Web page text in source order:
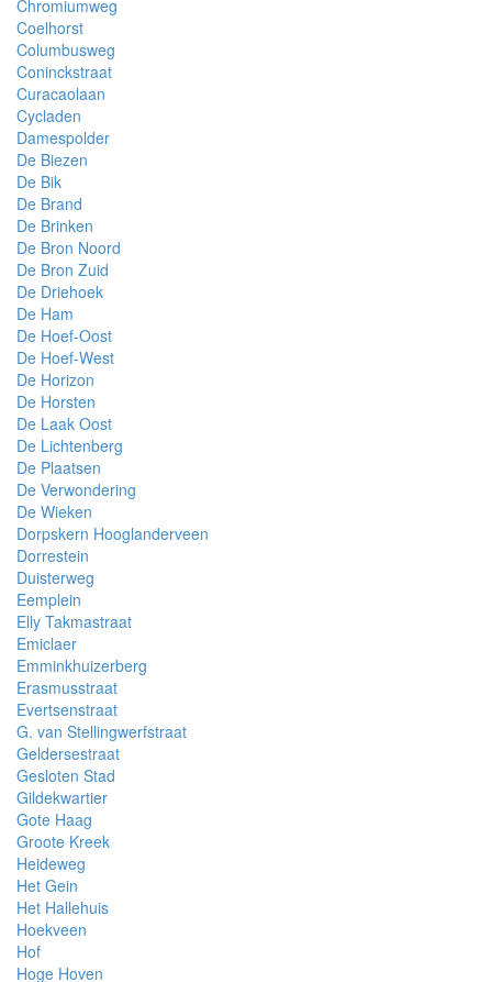
Chromiumweg
Coelhorst
Columbusweg
Coninckstraat
Curacaolaan
Cycladen
Damespolder
De Biezen
De Bik
De Brand
De Brinken
De Bron Noord
De Bron Zuid
De Driehoek
De Ham
De Hoef-Oost
De Hoef-West
De Horizon
De Horsten
De Laak Oost
De Lichtenberg
De Plaatsen
De Verwondering
De Wieken
Dorpskern Hooglanderveen
Dorrestein
Duisterweg
Eemplein
Elly Takmastraat
Emiclaer
Emminkhuizerberg
Erasmusstraat
Evertsenstraat
G. van Stellingwerfstraat
Geldersestraat
Gesloten Stad
Gildekwartier
Gote Haag
Groote Kreek
Heideweg
Het Gein
Het Hallehuis
Hoekveen
Hof
Hoge Hoven